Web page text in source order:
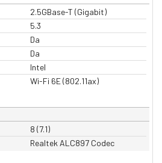
2.5GBase-T (Gigabit)
5.3
Da
Da
Intel
Wi-Fi 6E (802.11ax)
8 (7.1)
Realtek ALC897 Codec